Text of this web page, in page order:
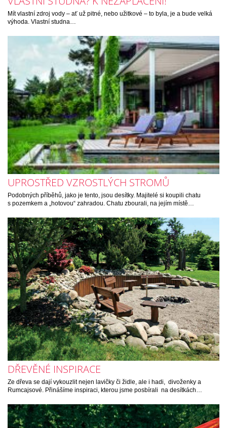
Mít vlastní zdroj vody – ať už pitné, nebo užitkové – to byla, je a bude velká
výhoda. Vlastní studna…
UPROSTŘED VZROSTLÝCH STROMŮ
Podobných příběhů, jako je tento, jsou desítky. Majitelé si koupili chatu
s pozemkem a „hotovou“ zahradou. Chatu zbourali, na jejím místě…
DŘEVĚNÉ INSPIRACE
Ze dřeva se dají vykouzlit nejen lavičky či židle, ale i hadi, divoženky a
Rumcajsové. Přinášíme inspiraci, kterou jsme posbírali na desítkách…